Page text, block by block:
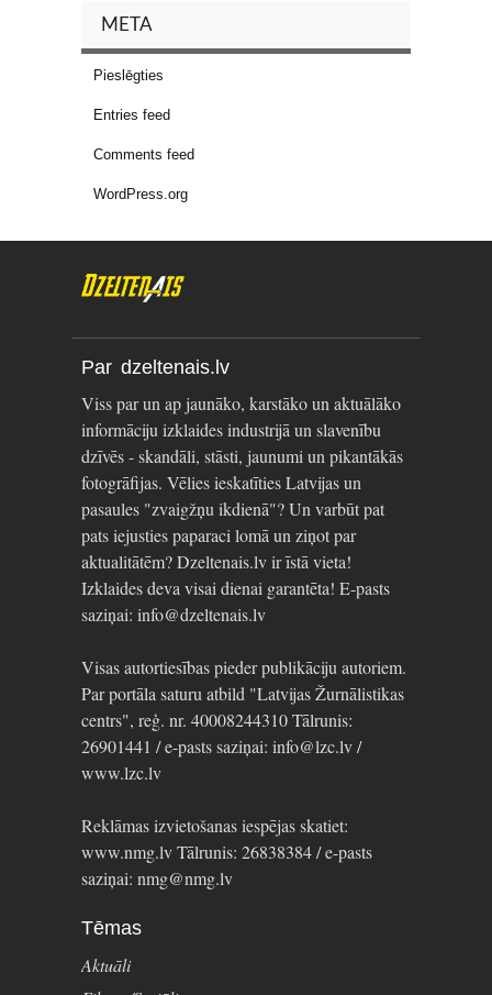
META
Pieslēgties
Entries feed
Comments feed
WordPress.org
Par dzeltenais.lv
Viss par un ap jaunāko, karstāko un aktuālāko
informāciju izklaides industrijā un slavenību
dzīvēs - skandāli, stāsti, jaunumi un pikantākās
fotogrāfijas. Vēlies ieskatīties Latvijas un
pasaules "zvaigžņu ikdienā"? Un varbūt pat
pats iejusties paparaci lomā un ziņot par
aktualitātēm? Dzeltenais.lv ir īstā vieta!
Izklaides deva visai dienai garantēta! E-pasts
saziņai: info@dzeltenais.lv
Visas autortiesības pieder publikāciju autoriem.
Par portāla saturu atbild "Latvijas Žurnālistikas
centrs", reģ. nr. 40008244310 Tālrunis:
26901441 / e-pasts saziņai: info@lzc.lv /
www.lzc.lv
Reklāmas izvietošanas iespējas skatiet:
www.nmg.lv Tālrunis: 26838384 / e-pasts
saziņai: nmg@nmg.lv
Tēmas
Aktuāli